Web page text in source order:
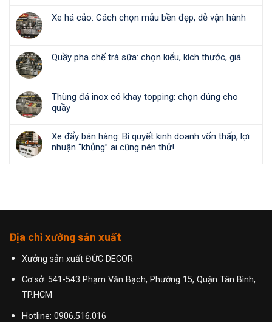
Xe há cảo: Cách chọn mẫu bền đẹp, dễ vận hành
Quầy pha chế trà sữa: chọn kiểu, kích thước, giá
Thùng đá inox có khay topping: chọn đúng cho
quầy
Xe đẩy bán hàng: Bí quyết kinh doanh vốn thấp, lợi
nhuận “khủng” ai cũng nên thử!
Địa chỉ xưởng sản xuất
Xưởng sản xuất ĐỨC DECOR
Cơ sở: 541-543 Phạm Văn Bạch, Phường 15, Quận Tân Bình,
TP.HCM
Hotline: 0906.516.016